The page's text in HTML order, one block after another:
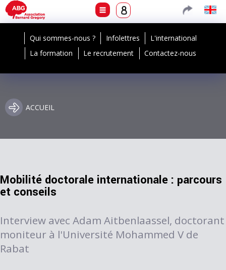
Qui sommes-nous ? Infolettres
L'international
La formation
Le recrutement Contactez-nous
ACCUEIL
Mobilité doctorale internationale : parcours
et conseils
Interview avec Adam Aitbenlaassel, doctorant
moniteur à l'Université Mohammed V de
Rabat